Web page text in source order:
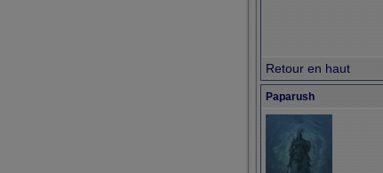
Retour en haut
Paparush